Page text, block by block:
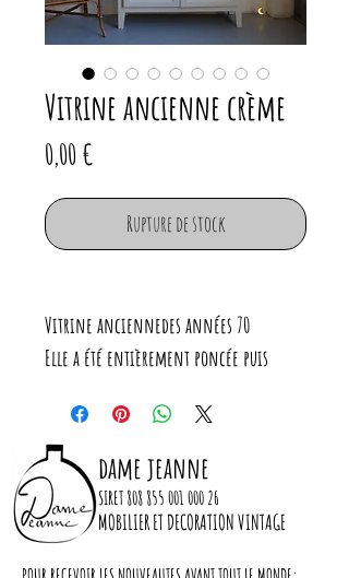
Vitrine ancienne crème
0,00 €
Rupture de stock
Vitrine anciennedes années 70
Elle a été entièrement poncée puis
l'intérieur un ton plus clair.
Elle dispose de 4 étagères.
Vitres neuves
Serrure neuve
dame jeanne
SIRET808 855 001 000 26
MOBILIER ET DECORATION VINTAGE